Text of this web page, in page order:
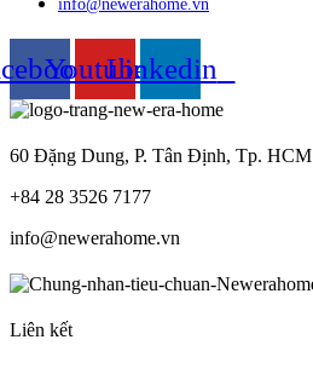
info@newerahome.vn
YoutubeLinkedin
60 Đặng Dung, P. Tân Định, Tp. HCM
+84 28 3526 7177
info@newerahome.vn
Liên kết